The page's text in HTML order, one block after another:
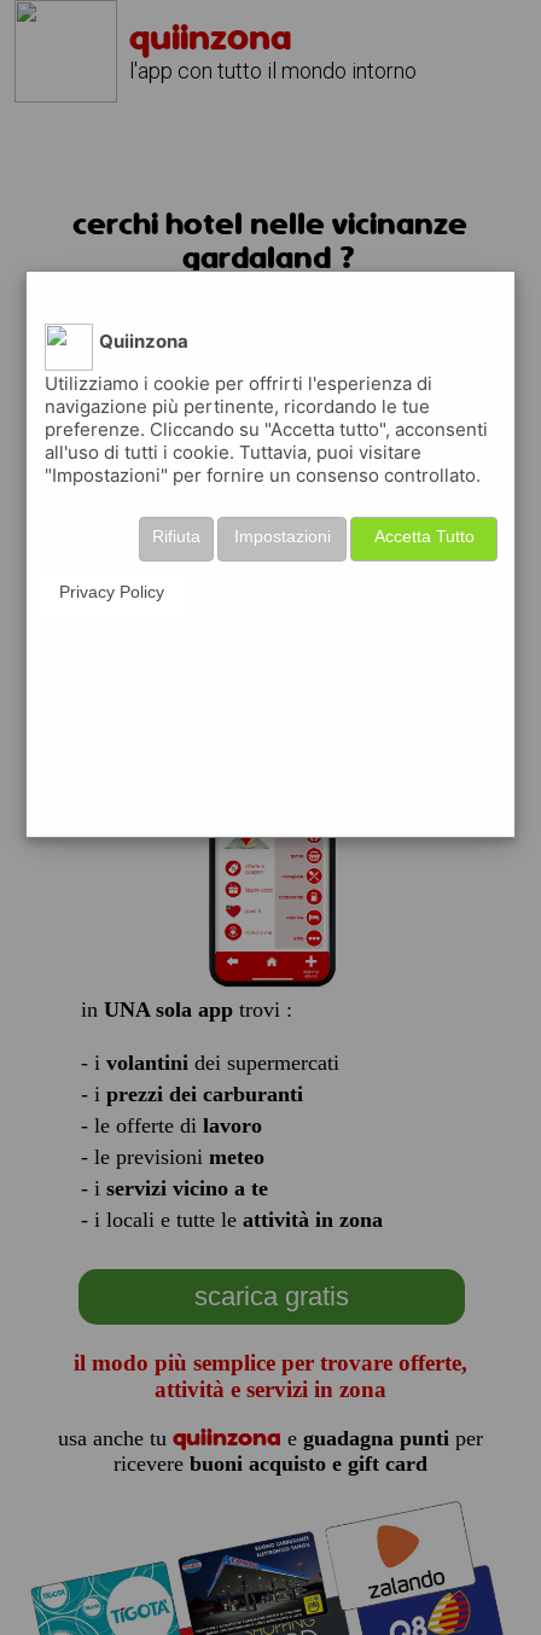
quiinzona
l'app con tutto il mondo intorno
cerchi hotel nelle vicinanze
gardaland ?
in UNA sola apptrovi :
- i volantinidei supermercati
- i prezzi dei carburanti
- le offerte di lavoro
- le previsioni meteo
- i servizi vicino a te
- i locali e tutte le attività in zona
scarica gratis
il modo più semplice per trovare offerte,
attività e servizi in zona
usa anche tu quiinzona e guadagna puntiper
ricevere buoni acquisto e gift card
Quiinzona
Utilizziamo i cookie per offrirti l'esperienza di
navigazione più pertinente, ricordando le tue
preferenze. Cliccando su "Accetta tutto", acconsenti
all'uso di tutti i cookie. Tuttavia, puoi visitare
"Impostazioni" per fornire un consenso controllato.
Accetta Tutto
Impostazioni
Rifiuta
Privacy Policy